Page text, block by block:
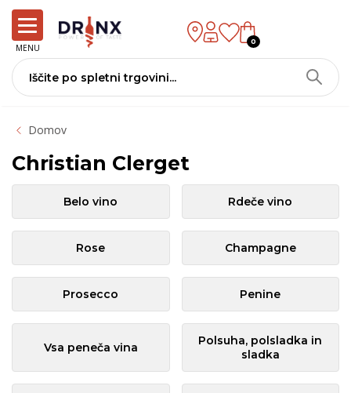
MENU
0
Domov
Christian Clerget
Belo vino Rdeče vino
Rose Champagne
Prosecco Penine
Vsa peneča vina
Polsuha, polsladka in
sladka